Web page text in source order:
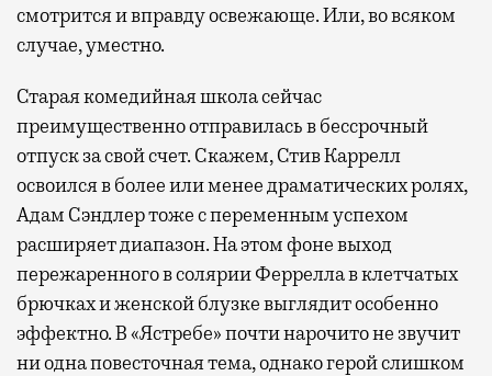
смотрится и вправду освежающе. Или, во всяком
случае, уместно.
Старая комедийная школа сейчас
преимущественно отправилась в бессрочный
отпуск за свой счет. Скажем, Стив Каррелл
освоился в более или менее драматических ролях,
Адам Сэндлер тоже с переменным успехом
расширяет диапазон. На этом фоне выход
пережаренного в солярии Феррелла в клетчатых
брючках и женской блузке выглядит особенно
эффектно. В «Ястребе» почти нарочито не звучит
ни одна повесточная тема, однако герой слишком